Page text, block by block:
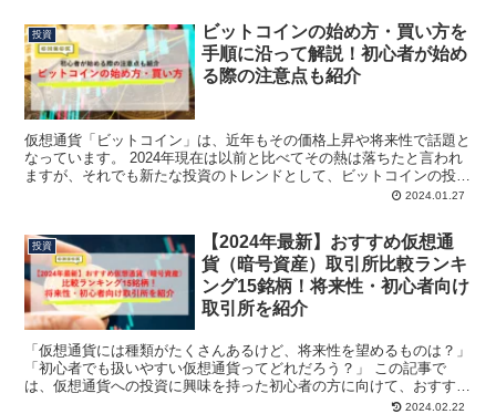
投資
ビットコインの始め方・買い方を
手順に沿って解説！初心者が始め
る際の注意点も紹介
仮想通貨「ビットコイン」は、近年もその価格上昇や将来性で話題と
なっています。 2024年現在は以前と比べてその熱は落ちたと言われ
ますが、それでも新たな投資のトレンドとして、ビットコインの投資
2024.01.27
投資
【2024年最新】おすすめ仮想通
貨（暗号資産）取引所比較ランキ
ング15銘柄！将来性・初心者向け
取引所を紹介
「仮想通貨には種類がたくさんあるけど、将来性を望めるものは？」
「初心者でも扱いやすい仮想通貨ってどれだろう？」 この記事で
は、仮想通貨への投資に興味を持った初心者の方に向けて、おすすめ
の仮想通貨ランキングを紹介します。 仮想通貨は、近年急...2024.02.22